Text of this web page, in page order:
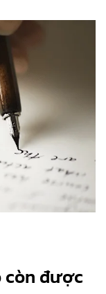
còn được